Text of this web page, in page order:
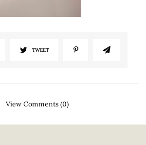
TWEET
View Comments (0)